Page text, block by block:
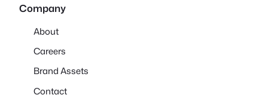
Company
About
Careers
Brand Assets
Contact